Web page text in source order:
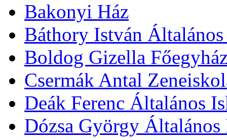
Bakonyi Ház
Báthory István
Boldog Gizella
Csermák Antal
Deák Ferenc Általános
Dózsa György Általános